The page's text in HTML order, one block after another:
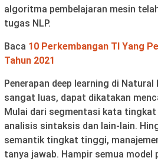
algoritma pembelajaran mesin
tugas NLP.
Baca 10 Perkembangan TI Yang
Tahun 2021
Penerapan deep learning di
sangat luas, dapat dikatakan
Mulai dari segmentasi kata tingkat
analisis sintaksis dan lain-lain.
semantik tingkat tinggi,
tanya jawab. Hampir semua model